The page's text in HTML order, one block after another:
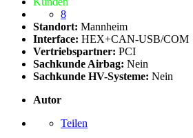
8
Standort: Mannheim
Interface: HEX+CAN-USB/COM
Vertriebspartner: PCI
Sachkunde Airbag: Nein
Sachkunde HV-Systeme: Nein
Autor
Teilen